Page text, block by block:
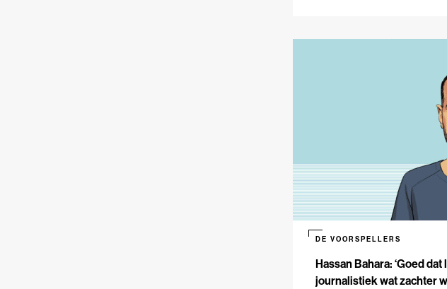
Hassan Bahara: ‘Goed
journalistiek wat zachter
DE VOORSPELLERS